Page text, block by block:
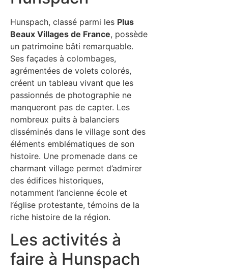
Hunspach, classé parmi les Plus
Beaux Villages de France, possède
un patrimoine bâti remarquable.
Ses façades à colombages,
agrémentées de volets colorés,
créent un tableau vivant que les
passionnés de photographie ne
manqueront pas de capter. Les
nombreux puits à balanciers
disséminés dans le village sont des
éléments emblématiques de son
histoire. Une promenade dans ce
charmant village permet d’admirer
des édifices historiques,
notamment l’ancienne école et
l’église protestante, témoins de la
riche histoire de la région.
Les activités à
faire à Hunspach